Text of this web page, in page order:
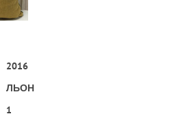
2016
ЛЬОН
1